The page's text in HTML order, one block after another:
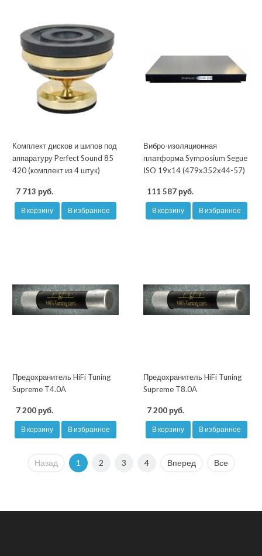
Комплект дисков и шипов под
аппаратуру Perfect Sound 85
420 (комплект из 4 штук)
7 713 руб.
В корзину В избранное
Вибро-изоляционная
платформа Symposium Segue
ISO 19x14 (479х352х44-57)
111 587 руб.
В корзину В избранное
Предохранитель HiFi Tuning
Supreme T4.0A
7 200 руб.
В корзину В избранное
Предохранитель HiFi Tuning
Supreme T8.0A
7 200 руб.
В корзину В избранное
Назад 1 2 3 4 Вперед Все